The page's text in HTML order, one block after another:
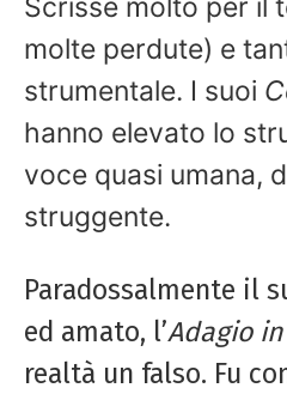
molte perdute) e
strumentale. I suoi
hanno elevato lo
voce quasi umana,
struggente.
Paradossalmente il
ed amato, l’Adagio
realtà un falso. Fu